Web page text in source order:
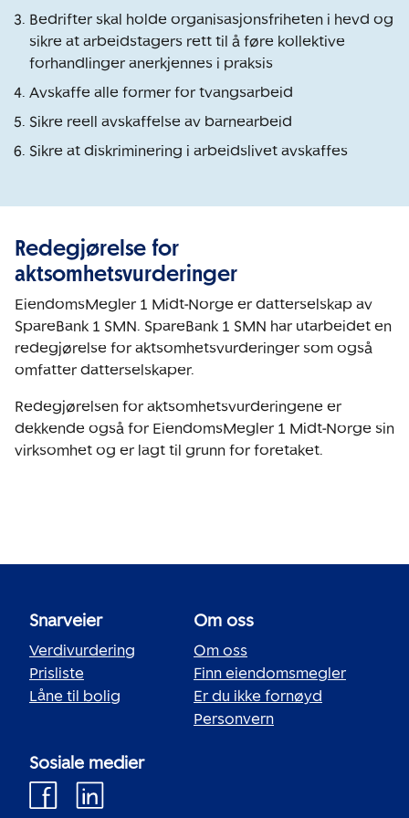
Bedrifter skal holde organisasjonsfriheten i hevd og
sikre at arbeidstagers rett til å føre kollektive
forhandlinger anerkjennes i praksis
Avskaffe alle former for tvangsarbeid
Sikre reell avskaffelse av barnearbeid
Sikre at diskriminering i arbeidslivet avskaffes
Redegjørelse for
aktsomhetsvurderinger
EiendomsMegler 1 Midt-Norge er datterselskap av
SpareBank 1 SMN. SpareBank 1 SMN har utarbeidet en
redegjørelse for aktsomhetsvurderinger som også
omfatter datterselskaper.
Redegjørelsen for aktsomhetsvurderingene er
dekkende også for EiendomsMegler 1 Midt-Norge sin
virksomhet og er lagt til grunn for foretaket.
Snarveier
Verdivurdering
Prisliste
Låne til bolig
Om oss
Om oss
Finn eiendomsmegler
Er du ikke fornøyd
Personvern
Sosiale medier